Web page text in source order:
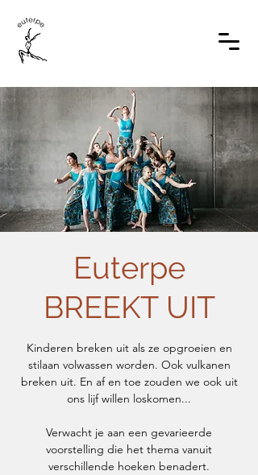
Euterpe
BREEKT UIT
Kinderen breken uit als ze opgroeien en
stilaan volwassen worden. Ook vulkanen
breken uit. En af en toe zouden we ook uit
ons lijf willen loskomen...
Verwacht je aan een gevarieerde
voorstelling die het thema vanuit
verschillende hoeken benadert.